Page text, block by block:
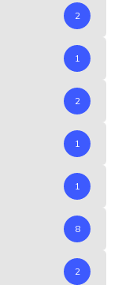
2
1
2
1
1
8
2